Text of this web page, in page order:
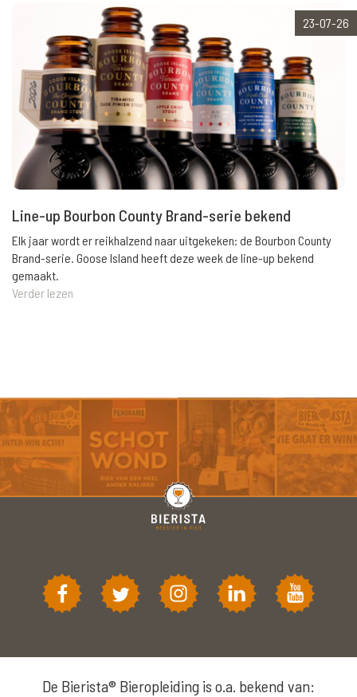
23-07-26
Line-up Bourbon County Brand-serie bekend
Elk jaar wordt er reikhalzend naar uitgekeken: de Bourbon County
Brand-serie. Goose Island heeft deze week de line-up bekend
gemaakt.
Verder lezen
De Bierista® Bieropleiding is o.a. bekend van: